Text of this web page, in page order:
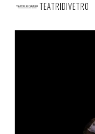
TEATRIDIVETRO